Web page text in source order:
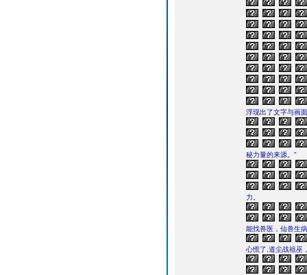
浮现出了文字与画
秘力量的来源。”
力。
能找兽医，仙兽生
心慌了,道尘战祖巫